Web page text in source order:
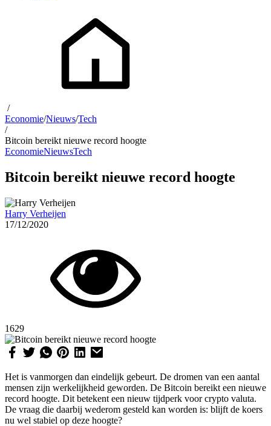
/
Economie/Nieuws/Tech
/
Bitcoin bereikt nieuwe record hoogte
EconomieNieuwsTech
Bitcoin bereikt nieuwe record hoogte
Harry Verheijen
17/12/2020
1629
Het is vanmorgen dan eindelijk gebeurt. De dromen van een aantal
mensen zijn werkelijkheid geworden. De Bitcoin bereikt een nieuwe
record hoogte. Dit betekent een nieuw tijdperk voor crypto valuta.
De vraag die daarbij wederom gesteld kan worden is: blijft de koers
nu wel stabiel op deze hoogte?